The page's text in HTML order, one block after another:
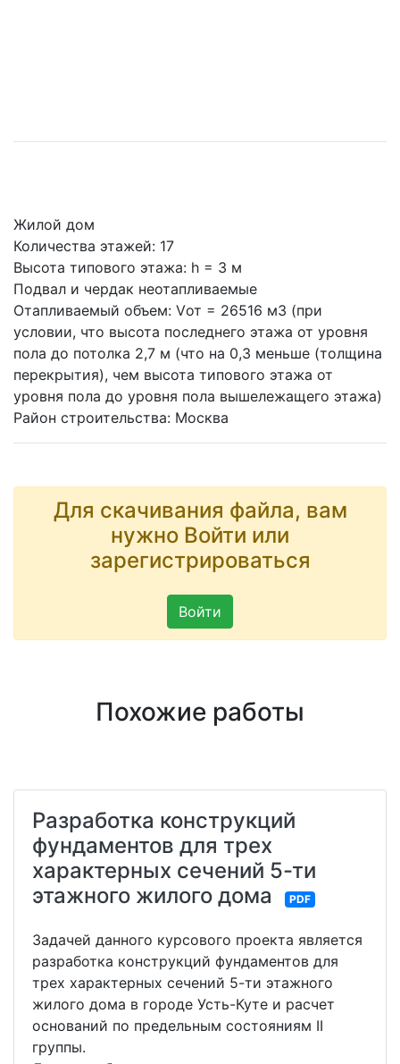
Жилой дом
Количества этажей: 17
Высота типового этажа: h = 3 м
Подвал и чердак неотапливаемые
Отапливаемый объем: Vот = 26516 м3 (при
условии, что высота последнего этажа от уровня
пола до потолка 2,7 м (что на 0,3 меньше (толщина
перекрытия), чем высота типового этажа от
уровня пола до уровня пола вышележащего этажа)
Район строительства: Москва
Для скачивания файла, вам
нужно Войти или
зарегистрироваться
Войти
Похожие работы
Разработка конструкций
фундаментов для трех
характерных сечений 5-ти
этажного жилого дома
PDF
Задачей данного курсового проекта является
разработка конструкций фундаментов для
трех характерных сечений 5-ти этажного
жилого дома в городе Усть-Куте и расчет
оснований по предельным состояниям II
группы.